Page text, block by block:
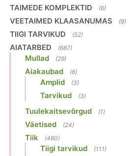
TAIMEDE KOMPLEKTID (6)
VEETAIMED KLAASANUMAS (8)
TIIGI TARVIKUD (52)
AIATARBED (687)
Mullad (29)
Aiakaubad (6)
Amplid (3)
Tarvikud (3)
Tuulekaitsevõrgud (1)
Väetised (24)
Tiik (480)
Tiigi tarvikud (111)